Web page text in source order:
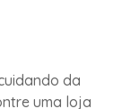
da
uma loja